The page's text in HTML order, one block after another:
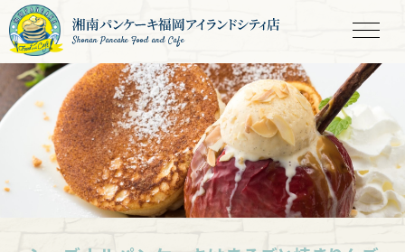
Shonan Pancake Food and Cafe